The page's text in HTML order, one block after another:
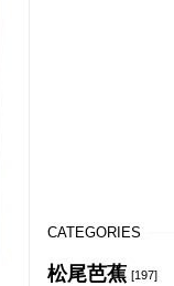
CATEGORIES
松尾芭蕉 [197]